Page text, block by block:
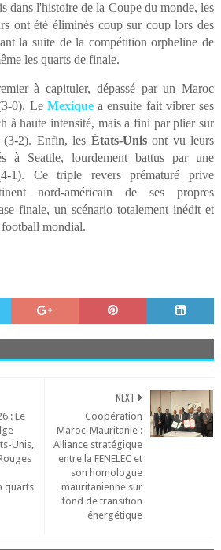
dans l'histoire de la Coupe du monde, les
ont été éliminés coup sur coup lors des
la suite de la compétition orpheline de
les quarts de finale.
à capituler, dépassé par un Maroc
0). Le Mexiquea ensuite fait vibrer ses
à haute intensité, mais a fini par plier sur
2). Enfin, les États-Unisont vu leurs
à Seattle, lourdement battus par une
1). Ce triple revers prématuré prive
nord-américain de ses propres
finale, un scénario totalement inédit et
football mondial.
NEXT
Coopération
Maroc-Mauritanie :
Alliance stratégique
entre la FENELEC et
son homologue
mauritanienne sur
fond de transition
énergétique
: Le
Unis,
quarts